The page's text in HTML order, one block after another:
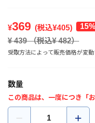
¥369 (税込¥405)
¥ 439（税込¥482）
受取方法によって販売価格が変動
数量
この商品は、一度につき「